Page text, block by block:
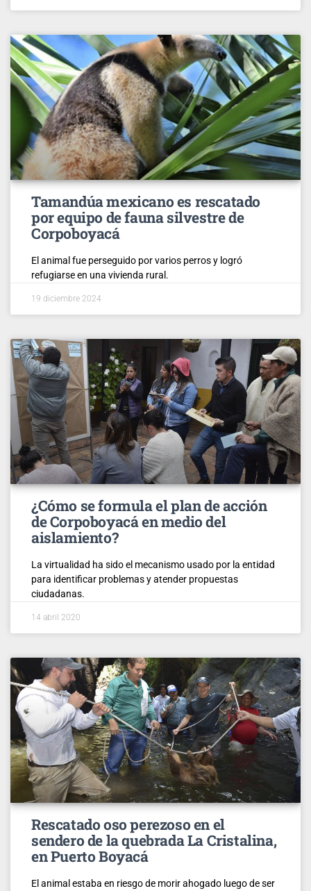
Tamandúa mexicano es rescatado
por equipo de fauna silvestre de
Corpoboyacá
El animal fue perseguido por varios perros y logró
refugiarse en una vivienda rural.
19 diciembre 2024
¿Cómo se formula el plan de acción
de Corpoboyacá en medio del
aislamiento?
La virtualidad ha sido el mecanismo usado por la entidad
para identificar problemas y atender propuestas
ciudadanas.
14 abril 2020
Rescatado oso perezoso en el
sendero de la quebrada La Cristalina,
en Puerto Boyacá
El animal estaba en riesgo de morir ahogado luego de ser